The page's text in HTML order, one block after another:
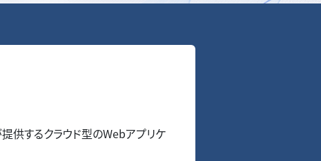
提供するクラウド型のWebアプリケ